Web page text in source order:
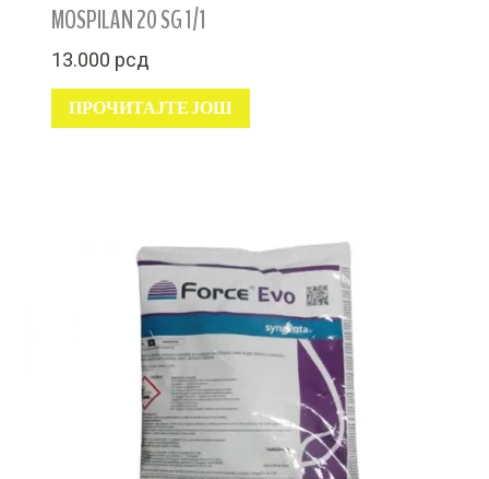
MOSPILAN 20 SG 1/1
13.000 рсд
ПРОЧИТАЈТЕ ЈОШ